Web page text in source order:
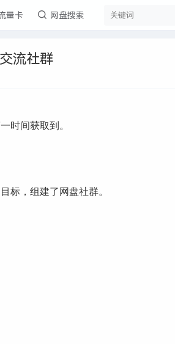
量卡 网盘搜索
流社群
时间获取到。
标，组建了网盘社群。